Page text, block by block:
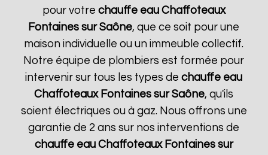
pour votre chauffe eau Chaffoteaux
Fontaines sur Saône, que ce soit pour une
maison individuelle ou un immeuble collectif.
Notre équipe de plombiers est formée pour
intervenir sur tous les types dechauffe eau
Chaffoteaux Fontaines sur Saône, qu'ils
soient électriques ou à gaz. Nous offrons une
garantie de 2 ans sur nos interventions de
chauffe eau Chaffoteaux Fontaines sur